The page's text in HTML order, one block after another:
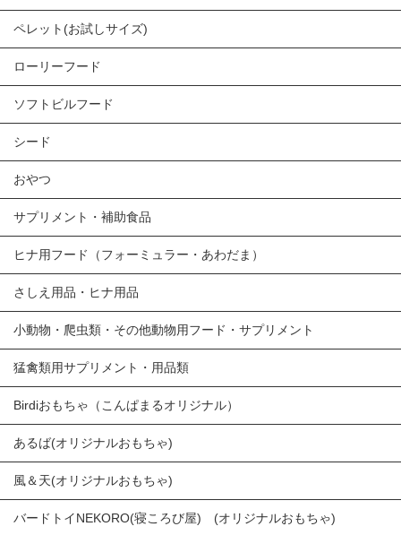
ペレット(お試しサイズ)
ローリーフード
ソフトビルフード
シード
おやつ
サプリメント・補助食品
ヒナ用フード（フォーミュラー・あわだま）
さしえ用品・ヒナ用品
小動物・爬虫類・その他動物用フード・サプリメント
猛禽類用サプリメント・用品類
Birdiおもちゃ（こんぱまるオリジナル）
あるば(オリジナルおもちゃ)
風＆天(オリジナルおもちゃ)
バードトイNEKORO(寝ころび屋) (オリジナルおもちゃ)